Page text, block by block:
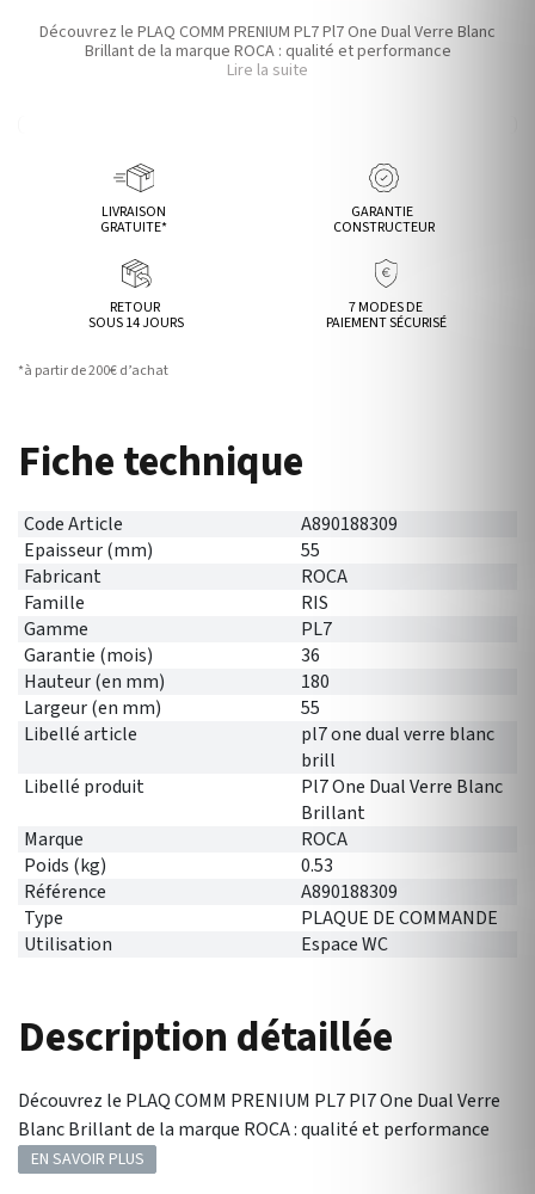
Découvrez le PLAQ COMM PRENIUM PL7 Pl7 One Dual Verre Blanc
Brillant de la marque ROCA : qualité et performance
Lire la suite
LIVRAISON
GRATUITE*
GARANTIE
CONSTRUCTEUR
RETOUR
SOUS 14 JOURS
7 MODES DE
PAIEMENT SÉCURISÉ
*à partir de 200€ d’achat
Fiche technique
Code Article
A890188309
Epaisseur (mm)
55
Fabricant
ROCA
Famille
RIS
Gamme
PL7
Garantie (mois)
36
Hauteur (en mm)
180
Largeur (en mm)
55
Libellé article
pl7 one dual verre blanc
brill
Libellé produit
Pl7 One Dual Verre Blanc
Brillant
Marque
ROCA
Poids (kg)
0.53
Référence
A890188309
Type
PLAQUE DE COMMANDE
Utilisation
Espace WC
Description détaillée
Découvrez le PLAQ COMM PRENIUM PL7 Pl7 One Dual Verre
Blanc Brillant de la marque ROCA : qualité et performance
EN SAVOIR PLUS